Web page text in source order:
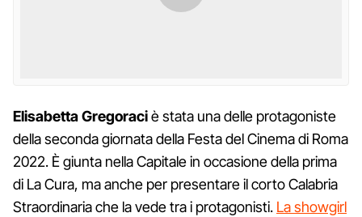
Elisabetta Gregoraciè stata una delle protagoniste
della seconda giornata della Festa del Cinema di Roma
2022. È giunta nella Capitale in occasione della prima
di La Cura, ma anche per presentare il corto Calabria
Straordinaria che la vede tra i protagonisti. La showgirl